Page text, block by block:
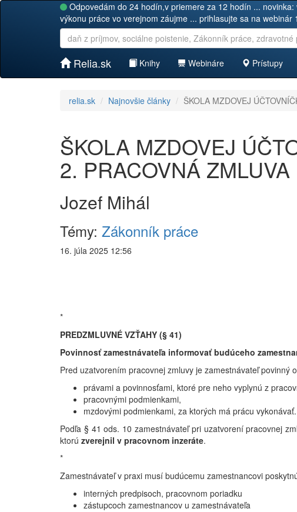
Odpovedám do 24 hodín,v priemere za 12 hodín ...
výkonu práce vo verejnom záujme ... prihlasujte sa na webinár
Relia.sk Knihy Webináre Prístupy
relia.sk Najnovšie články ŠKOLA MZDOVEJ
ŠKOLA MZDOVEJ
2. PRACOVNÁ ZMLUVA
Jozef Mihál
Témy: Zákonník práce
16. júla 2025 12:56
*
PREDZMLUVNÉ VZŤAHY (§ 41)
Povinnosť zamestnávateľa informovať budúceho
Pred uzatvorením pracovnej zmluvy je zamestnávateľ povinný
právami a povinnosťami, ktoré pre neho vyplynú z
pracovnými podmienkami,
mzdovými podmienkami, za ktorých má prácu vykonávať.
Podľa § 41 ods. 10 zamestnávateľ pri uzatvorení pracovnej
ktorú zverejnil v pracovnom inzeráte.
*
Zamestnávateľ v praxi musí budúcemu zamestnancovi
interných predpisoch, pracovnom poriadku
zástupcoch zamestnancov u zamestnávateľa